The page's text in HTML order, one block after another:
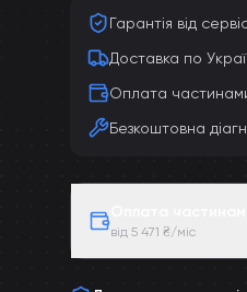
Гарантія від
Доставка по
Оплата
Безкоштовна
від 5 471 ₴/міс